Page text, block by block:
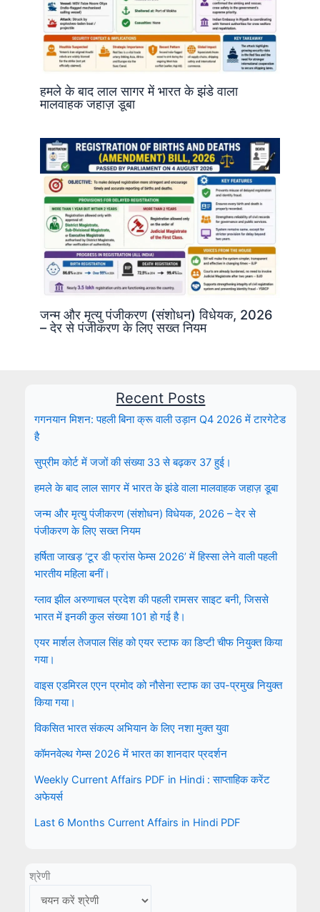
हमले के बाद लाल सागर में भारत के झंडे वाला
मालवाहक जहाज़ डूबा
जन्म और मृत्यु पंजीकरण (संशोधन) विधेयक, 2026
– देर से पंजीकरण के लिए सख्त नियम
Recent Posts
गगनयान मिशन: पहली बिना क्रू वाली उड़ान Q4 2026 में टारगेटेड
है
सुप्रीम कोर्ट में जजों की संख्या 33 से बढ़कर 37 हुई।
हमले के बाद लाल सागर में भारत के झंडे वाला मालवाहक जहाज़ डूबा
जन्म और मृत्यु पंजीकरण (संशोधन) विधेयक, 2026 – देर से
पंजीकरण के लिए सख्त नियम
हर्षिता जाखड़ ‘टूर डी फ्रांस फेम्स 2026’ में हिस्सा लेने वाली पहली
भारतीय महिला बनीं।
ग्लाव झील अरुणाचल प्रदेश की पहली रामसर साइट बनी, जिससे
भारत में इनकी कुल संख्या 101 हो गई है।
एयर मार्शल तेजपाल सिंह को एयर स्टाफ का डिप्टी चीफ नियुक्त किया
गया।
वाइस एडमिरल एएन प्रमोद को नौसेना स्टाफ का उप-प्रमुख नियुक्त
किया गया।
विकसित भारत संकल्प अभियान के लिए नशा मुक्त युवा
कॉमनवेल्थ गेम्स 2026 में भारत का शानदार प्रदर्शन
Weekly Current Affairs PDF in Hindi : साप्ताहिक करेंट
अफेयर्स
Last 6 Months Current Affairs in Hindi PDF
श्रेणी